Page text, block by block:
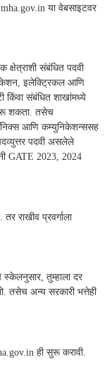
या वेबसाइटवर
क्षेत्राशी संबंधित पदवी
इलेक्ट्रिकल आणि
किंवा संबंधित शाखांमध्ये
शकता. तसेच
आणि कम्युनिकेशन्ससह
पदवी असलेले
GATE 2023, 2024
राखीव प्रवर्गाला
तुम्हाला दर
तसेच अन्य सरकारी भत्तेही
ही सुरू करावी.